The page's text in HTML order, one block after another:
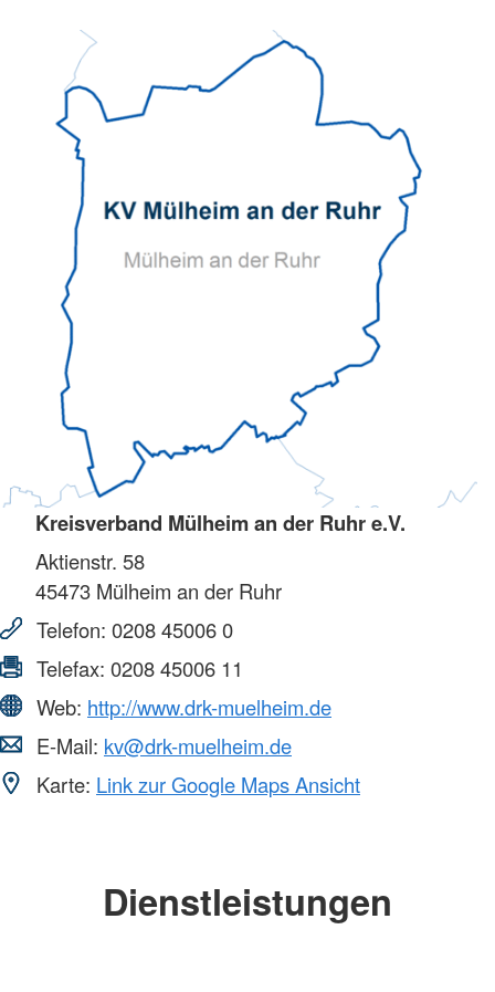
Kreisverband Mülheim an der Ruhr e.V.
Aktienstr. 58
45473 Mülheim an der Ruhr
Telefon: 0208 45006 0
Telefax: 0208 45006 11
Web: http://www.drk-muelheim.de
E-Mail: kv@drk-muelheim.de
Karte: Link zur Google Maps Ansicht
Dienstleistungen